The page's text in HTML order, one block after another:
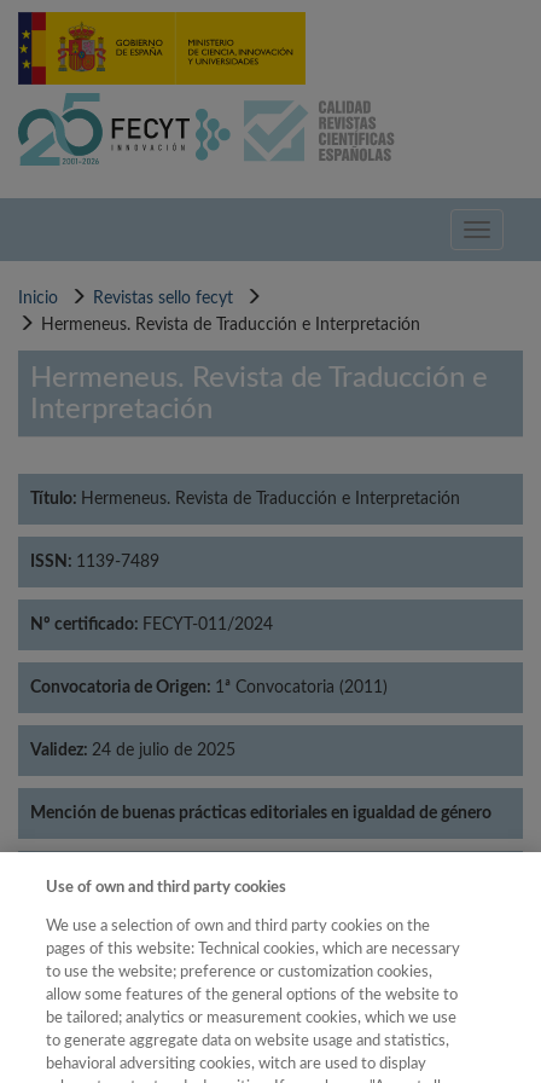
Pasar
contenido
Toggle
Inicio
Revistas sello fecyt
Hermeneus. Revista de Traducción e Interpretación
Hermeneus. Revista de Traducción e
Interpretación
Título: Hermeneus. Revista de Traducción e Interpretación
ISSN: 1139-7489
Nº certificado: FECYT-011/2024
Convocatoria de Origen: 1ª Convocatoria (2011)
Validez: 24 de julio de 2025
Mención de buenas prácticas editoriales en igualdad de género
Categorías: Lingüística
Año
Año Filtrar
Use of own and third party cookies
We use a selection of own and third party cookies on the
pages of this website: Technical cookies, which are necessary
to use the website; preference or customization cookies,
allow some features of the general options of the website to
be tailored; analytics or measurement cookies, which we use
to generate aggregate data on website usage and statistics,
behavioral adversiting cookies, witch are used to display